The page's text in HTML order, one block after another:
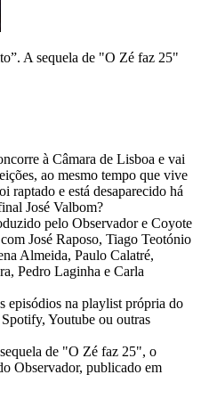
A sequela de "O Zé faz 25"
à Câmara de Lisboa e vai
ao mesmo tempo que vive
raptado e está desaparecido há
José Valbom?
pelo Observador e Coyote
José Raposo, Tiago Teotónio
Almeida, Paulo Calatré,
Pedro Laginha e Carla
episódios na playlist própria do
Youtube ou outras
de "O Zé faz 25", o
Observador, publicado em